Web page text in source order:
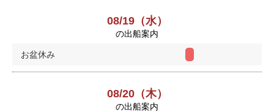
08/19（水）
の出船案内
お盆休み
08/20（木）
の出船案内